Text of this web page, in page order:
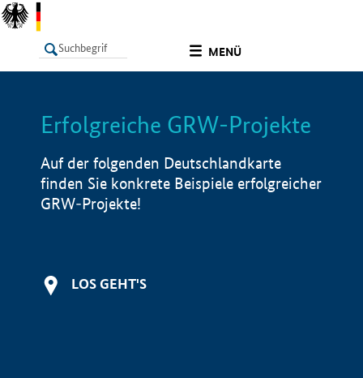
MENÜ
LISTE Info
Erfolgreiche GRW-Projekte
Auf der folgenden Deutschlandkarte
finden Sie konkrete Beispiele erfolgreicher
GRW-Projekte!
LOS GEHT'S